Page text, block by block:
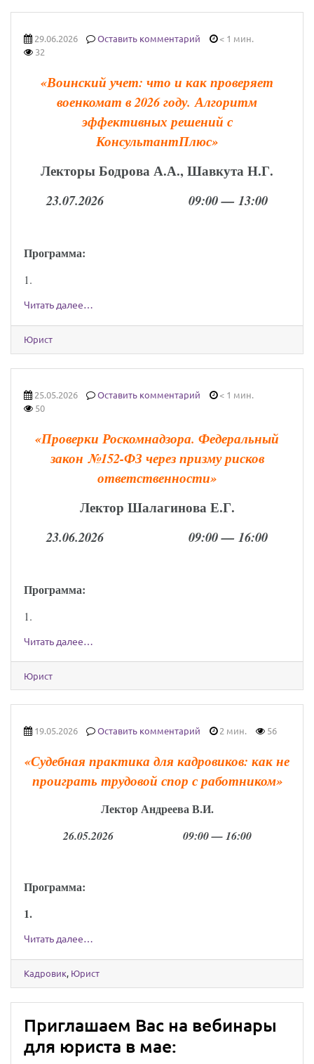
29.06.2026 Оставить комментарий
< 1 мин.
32
«Воинский учет: что и как проверяет
военкомат в 2026 году. Алгоритм
эффективных решений с
КонсультантПлюс»
Лекторы Бодрова А.А., Шавкута Н.Г.
23.07.2026 09:00 — 13:00
Программа:
1.
Читать далее…
Юрист
25.05.2026 Оставить комментарий
< 1 мин.
50
«Проверки Роскомнадзора. Федеральный
закон №152-ФЗ через призму рисков
ответственности»
Лектор Шалагинова Е.Г.
23.06.2026 09:00 — 16:00
Программа:
1.
Читать далее…
Юрист
19.05.2026 Оставить комментарий 2 мин. 56
«Судебная практика для кадровиков: как не
проиграть трудовой спор с работником»
Лектор Андреева В.И.
26.05.2026 09:00 — 16:00
Программа:
1.
Читать далее…
Кадровик, Юрист
Приглашаем Вас на вебинары
для юриста в мае: